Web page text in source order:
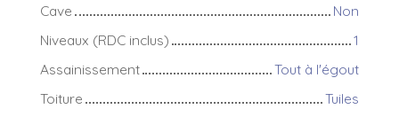
Cave
Non
Niveaux (RDC inclus)
1
Assainissement
Tout à l'égout
Toiture
Tuiles